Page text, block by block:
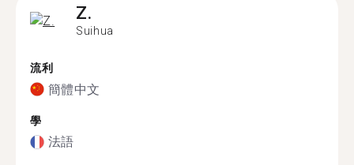
Z.
Suihua
流利
簡體中文
學
法語